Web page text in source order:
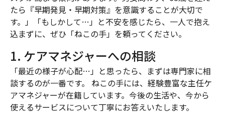
たら『早期発見・早期対策』を意識することが大切で
す。」「もしかして…」と不安を感じたら、一人で抱え
込まずに、ぜひ「ねこの手」を頼ってください。
1. ケアマネジャーへの相談
「最近の様子が心配…」と思ったら、まずは専門家に相
談するのが一番です。 ねこの手には、経験豊富な主任ケ
アマネジャーが在籍しています。今後の生活や、今から
使えるサービスについて丁寧にお答えいたします。